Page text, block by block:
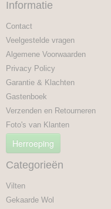
Informatie
Contact
Veelgestelde vragen
Algemene Voorwaarden
Privacy Policy
Garantie & Klachten
Gastenboek
Verzenden en Retourneren
Foto's van Klanten
Herroeping
Categorieën
Vilten
Gekaarde Wol